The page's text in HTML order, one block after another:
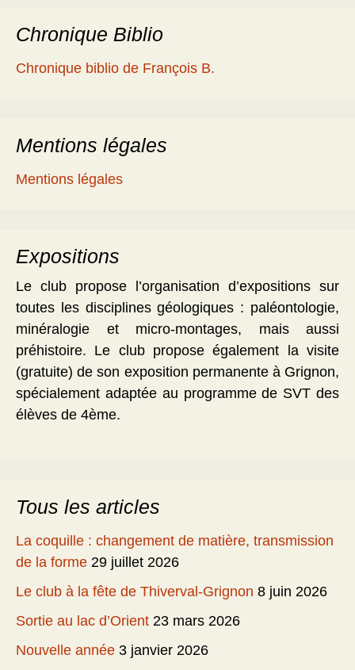
Chronique Biblio
Chronique biblio de François B.
Mentions légales
Mentions légales
Expositions
Le club propose l’organisation d’expositions sur
toutes les disciplines géologiques : paléontologie,
minéralogie et micro-montages, mais aussi
préhistoire. Le club propose également la visite
(gratuite) de son exposition permanente à Grignon,
spécialement adaptée au programme de SVT des
élèves de 4ème.
Tous les articles
La coquille : changement de matière, transmission
de la forme 29 juillet 2026
Le club à la fête de Thiverval-Grignon 8 juin 2026
Sortie au lac d’Orient 23 mars 2026
Nouvelle année 3 janvier 2026